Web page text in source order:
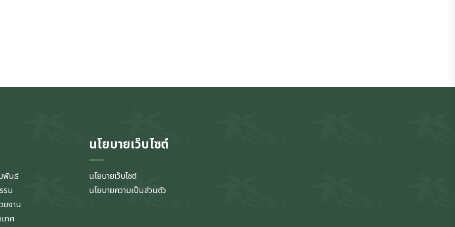
พันธ์
รม
ยงาน
ทศ
นโยบายเว็บไซต์
นโยบายเว็บไซต์
นโยบายความเป็นส่วนตัว